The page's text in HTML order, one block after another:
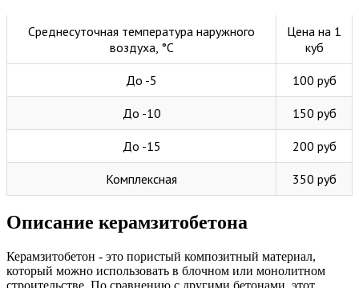
Среднесуточная температура наружного
воздуха, °C
Цена на 1
куб
До -5 100 руб
До -10 150 руб
До -15 200 руб
Комплексная 350 руб
Описание керамзитобетона
Керамзитобетон - это пористый композитный материал,
который можно использовать в блочном или монолитном